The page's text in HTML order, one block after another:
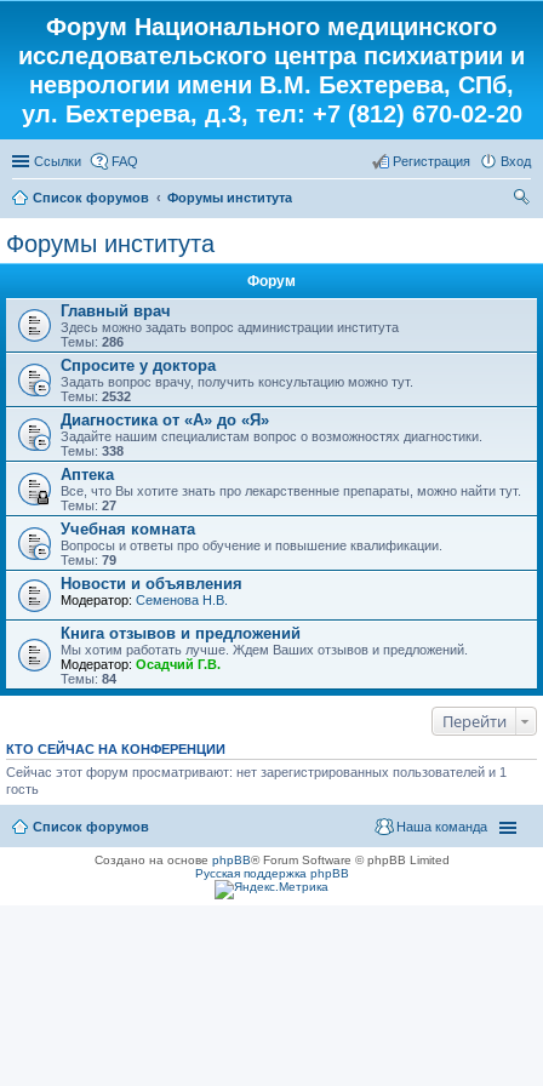
Форум Национального медицинского
исследовательского центра психиатрии и
неврологии имени В.М. Бехтерева, СПб,
ул. Бехтерева, д.3, тел: +7 (812) 670-02-20
Ссылки FAQ Вход
Регистрация
Список форумов
Форумы института
Форумы института
Форум
Главный врач
Здесь можно задать вопрос администрации института
Темы: 286
Спросите у доктора
Задать вопрос врачу, получить консультацию можно тут.
Темы: 2532
Диагностика от «А» до «Я»
Задайте нашим специалистам вопрос о возможностях диагностики.
Темы: 338
Аптека
Все, что Вы хотите знать про лекарственные препараты, можно найти тут.
Темы: 27
Учебная комната
Вопросы и ответы про обучение и повышение квалификации.
Темы: 79
Новости и объявления
Модератор: Семенова Н.В.
Книга отзывов и предложений
Мы хотим работать лучше. Ждем Ваших отзывов и предложений.
Модератор: Осадчий Г.В.
Темы: 84
Перейти
КТО СЕЙЧАС НА КОНФЕРЕНЦИИ
Сейчас этот форум просматривают: нет зарегистрированных пользователей и 1
гость
Список форумов Наша команда
Создано на основе phpBB® Forum Software © phpBB Limited
Русская поддержка phpBB